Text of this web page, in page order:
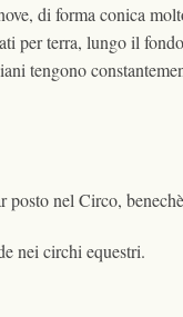
di forma conica
per terra, lungo il
tengono
posto nel Circo,
nei circhi equestri.